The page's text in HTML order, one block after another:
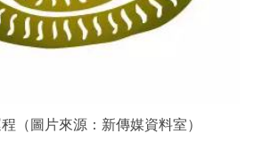
（圖片來源：新傳媒資料室）